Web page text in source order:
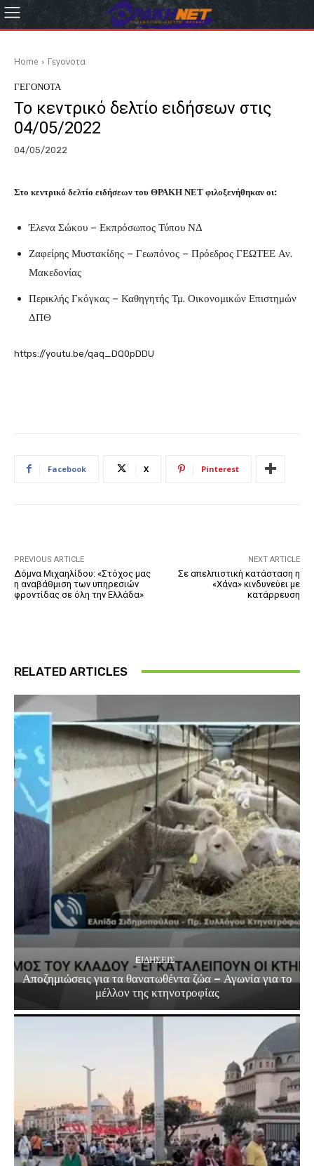
Home Γεγονοτα
ΓΕΓΟΝΟΤΑ
Το κεντρικό δελτίο ειδήσεων στις
04/05/2022
04/05/2022
Στο κεντρικό δελτίο ειδήσεων του ΘΡΑΚΗ ΝΕΤ φιλοξενήθηκαν οι:
Έλενα Σώκου – Εκπρόσωπος Τύπου ΝΔ
Ζαφείρης Μυστακίδης – Γεωπόνος – Πρόεδρος ΓΕΩΤΕΕ Αν.
Μακεδονίας
Περικλής Γκόγκας – Καθηγητής Τμ. Οικονομικών Επιστημών
ΔΠΘ
https://youtu.be/qaq_DQ0pDDU
Facebook X Pinterest
PREVIOUS ARTICLE
Δόμνα Μιχαηλίδου: «Στόχος μας
η αναβάθμιση των υπηρεσιών
φροντίδας σε όλη την Ελλάδα»
NEXT ARTICLE
Σε απελπιστική κατάσταση η
«Χάνα» κινδυνεύει με
κατάρρευση
RELATED ARTICLES
EΙΔΗΣΕΙΣ
Αποζημιώσεις για τα θανατωθέντα ζώα – Αγωνία για το
μέλλον της κτηνοτροφίας